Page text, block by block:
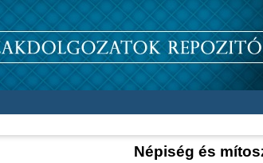
Népiség és